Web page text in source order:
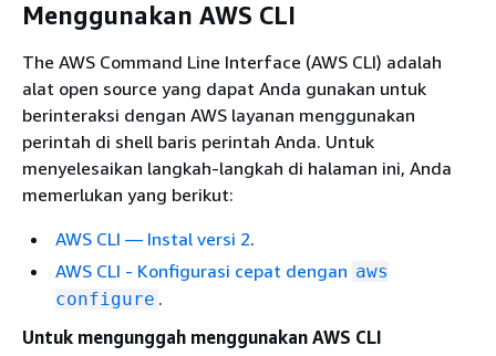
Menggunakan AWS CLI
The AWS Command Line Interface (AWS CLI) adalah
alat open source yang dapat Anda gunakan untuk
berinteraksi dengan AWS layanan menggunakan
perintah di shell baris perintah Anda. Untuk
menyelesaikan langkah-langkah di halaman ini, Anda
memerlukan yang berikut:
AWS CLI — Instal versi 2.
AWS CLI - Konfigurasi cepat dengan aws
configure .
Untuk mengunggah menggunakan AWS CLI